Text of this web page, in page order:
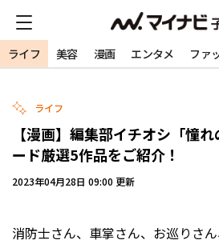
ライフ 美容 漫画 エンタメ ファ
ライフ
【漫画】編集部イチオシ「憧
ード厳選5作品をご紹介！
2023年04月28日 09:00 更新
消防士さん、車掌さん、お巡りさん